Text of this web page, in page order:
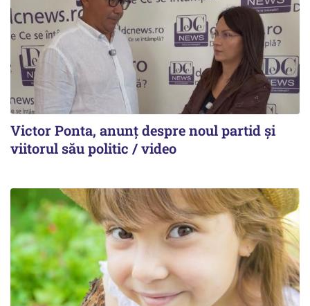
Victor Ponta, anunț despre noul partid și
viitorul său politic / video